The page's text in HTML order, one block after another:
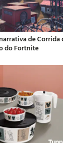
de Corrida
do Fortnite